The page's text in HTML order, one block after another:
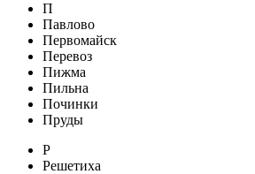
П
Павлово
Первомайск
Перевоз
Пижма
Пильна
Починки
Пруды
Р
Решетиха